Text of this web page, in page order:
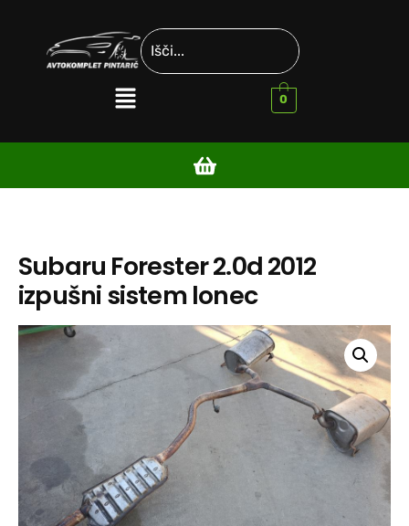
0
Subaru Forester 2.0d 2012
izpušni sistem lonec